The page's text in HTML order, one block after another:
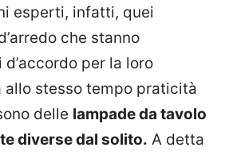
esperti, infatti, quei
che stanno
per la loro
allo stesso tempo praticità
delle lampade da tavolo
diverse dal solito. A detta